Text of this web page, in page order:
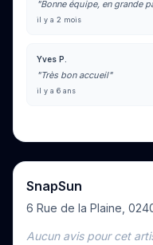
"Bonne équipe, en grande
il y a 2 mois
Yves P.
"Très bon accueil"
il y a 6 ans
SnapSun
6 Rue de la Plaine,
Aucun avis pour cet